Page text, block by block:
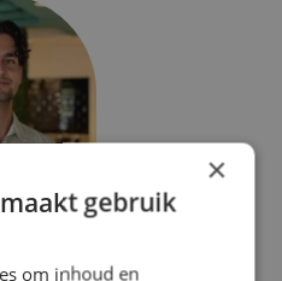
helpt je
×
gebruik
om inhoud en